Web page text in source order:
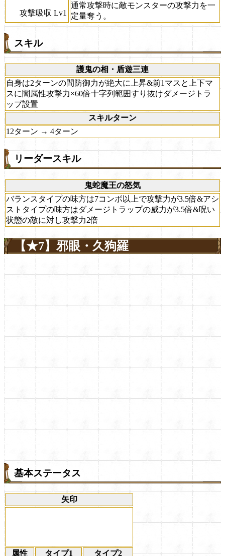
攻撃吸収 Lv1
通常攻撃時に敵モンスターの攻撃力を一
定量奪う。
スキル
護鬼の相・盾遊三連
自身は2ターンの間防御力が絶大に上昇&前1マスと上下マ
スに闇属性攻撃力×60倍十字列範囲すり抜けダメージトラ
ップ設置
スキルターン
12ターン → 4ターン
リーダースキル
鬼蛇魔王の怒気
バランスタイプの味方は7コンボ以上で攻撃力が3.5倍&アシ
ストタイプの味方はダメージトラップの威力が3.5倍&呪い
状態の敵に対し攻撃力2倍
【★7】邪眼・久狗羅
基本ステータス
矢印
属性 タイプ1 タイプ2